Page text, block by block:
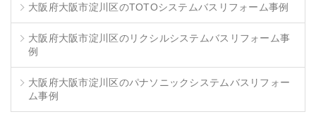
大阪府大阪市淀川区のTOTOシステムバスリフォーム事例
大阪府大阪市淀川区のリクシルシステムバスリフォーム事
例
大阪府大阪市淀川区のパナソニックシステムバスリフォー
ム事例